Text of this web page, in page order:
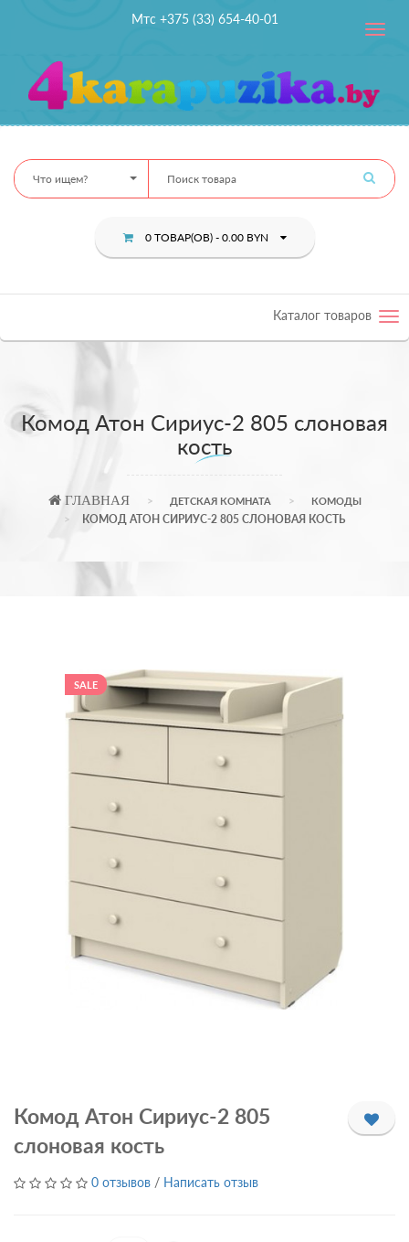
Мтс +375 (33) 654-40-01
Toggle
Что ищем?
0 ТОВАР(ОВ) - 0.00 BYN
Каталог товаров
Комод Атон Сириус-2 805 слоновая
кость
ГЛАВНАЯ ДЕТСКАЯ КОМНАТА КОМОДЫ
КОМОД АТОН СИРИУС-2 805 СЛОНОВАЯ КОСТЬ
SALE
Комод Атон Сириус-2 805
слоновая кость
0 отзывов / Написать отзыв